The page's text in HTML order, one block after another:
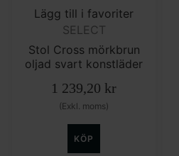
Lägg till i favoriter
SELECT
Stol Cross mörkbrun
oljad svart konstläder
1 239,20 kr
(Exkl. moms)
KÖP